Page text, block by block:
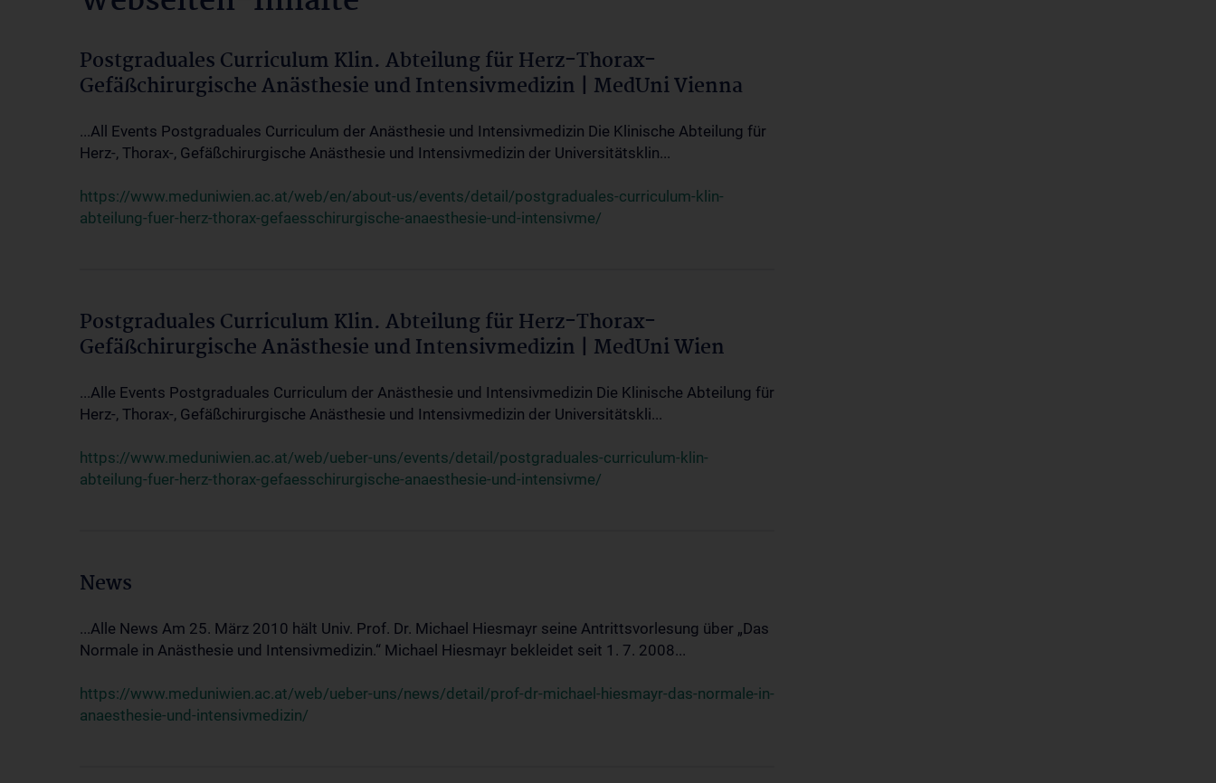
Postgraduales Curriculum Klin. Abteilung für Herz-Thorax-
Gefäßchirurgische Anästhesie und Intensivmedizin | MedUni Vienna
...All Events Postgraduales Curriculum der Anästhesie und Intensivmedizin Die Klinische Abteilung für
Herz-, Thorax-, Gefäßchirurgische Anästhesie und Intensivmedizin der Universitätsklin...
https://www.meduniwien.ac.at/web/en/about-us/events/detail/postgraduales-curriculum-klin-
abteilung-fuer-herz-thorax-gefaesschirurgische-anaesthesie-und-intensivme/
Postgraduales Curriculum Klin. Abteilung für Herz-Thorax-
Gefäßchirurgische Anästhesie und Intensivmedizin | MedUni Wien
...Alle Events Postgraduales Curriculum der Anästhesie und Intensivmedizin Die Klinische Abteilung für
Herz-, Thorax-, Gefäßchirurgische Anästhesie und Intensivmedizin der Universitätskli...
https://www.meduniwien.ac.at/web/ueber-uns/events/detail/postgraduales-curriculum-klin-
abteilung-fuer-herz-thorax-gefaesschirurgische-anaesthesie-und-intensivme/
News
...Alle News Am 25. März 2010 hält Univ. Prof. Dr. Michael Hiesmayr seine Antrittsvorlesung über „Das
Normale in Anästhesie und Intensivmedizin.“ Michael Hiesmayr bekleidet seit 1. 7. 2008...
https://www.meduniwien.ac.at/web/ueber-uns/news/detail/prof-dr-michael-hiesmayr-das-normale-in-
anaesthesie-und-intensivmedizin/